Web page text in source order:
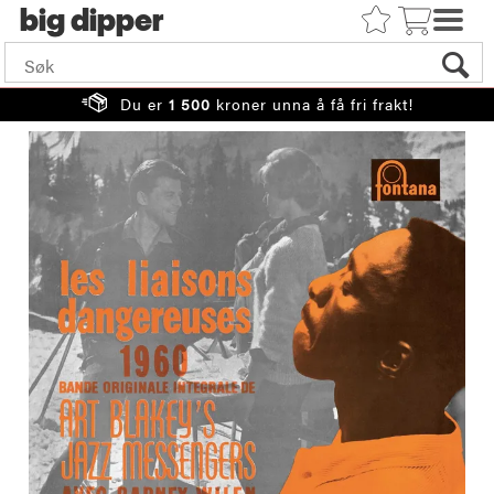
big
Du er 1 500 kroner unna å få fri frakt!